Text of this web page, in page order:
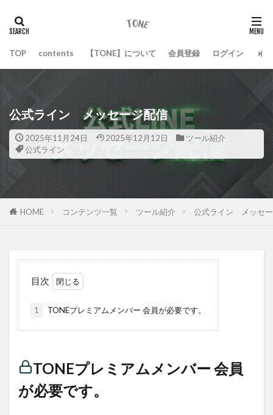
TOP contents 【TONE】について 会員登録 ログイン
公式ライン メッセージ配信
2025年11月24日 2025年12月12日
ツール紹介
公式ライン
HOME コンテンツ一覧 ツール紹介 公式ライン メッセ
目次
1 TONEプレミアムメンバー 会員が必要です。
TONEプレミアムメンバー 会員
が必要です。